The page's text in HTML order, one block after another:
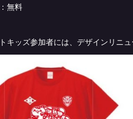
無料
キッズ参加者には、デザインリニ